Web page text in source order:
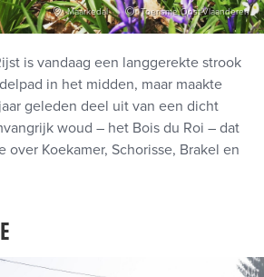
Maarkedal Toerisme Oost-Vlaanderen
is vandaag een langgerekte strook
in het midden, maar maakte
geleden deel uit van een dicht
woud – het Bois du Roi – dat
over Koekamer, Schorisse, Brakel en